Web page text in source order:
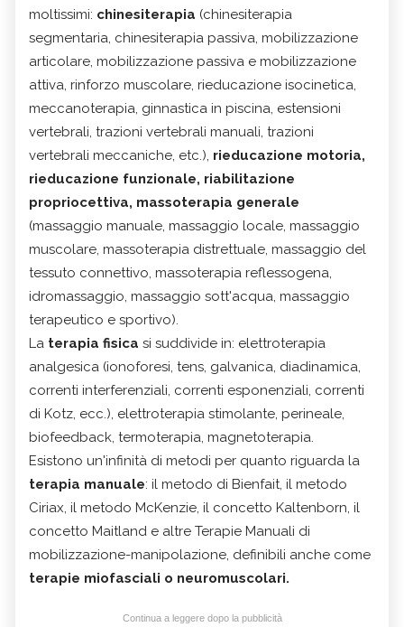
moltissimi: chinesiterapia (chinesiterapia
segmentaria, chinesiterapia passiva, mobilizzazione
articolare, mobilizzazione passiva e mobilizzazione
attiva, rinforzo muscolare, rieducazione isocinetica,
meccanoterapia, ginnastica in piscina, estensioni
vertebrali, trazioni vertebrali manuali, trazioni
vertebrali meccaniche, etc.), rieducazione motoria,
rieducazione funzionale, riabilitazione
propriocettiva, massoterapia generale
(massaggio manuale, massaggio locale, massaggio
muscolare, massoterapia distrettuale, massaggio del
tessuto connettivo, massoterapia reflessogena,
idromassaggio, massaggio sott'acqua, massaggio
terapeutico e sportivo).
La terapia fisica si suddivide in: elettroterapia
analgesica (ionoforesi, tens, galvanica, diadinamica,
correnti interferenziali, correnti esponenziali, correnti
di Kotz, ecc.), elettroterapia stimolante, perineale,
biofeedback, termoterapia, magnetoterapia.
Esistono un'infinità di metodi per quanto riguarda la
terapia manuale: il metodo di Bienfait, il metodo
Ciriax, il metodo McKenzie, il concetto Kaltenborn, il
concetto Maitland e altre Terapie Manuali di
mobilizzazione-manipolazione, definibili anche come
terapie miofasciali o neuromuscolari.
Continua a leggere dopo la pubblicità